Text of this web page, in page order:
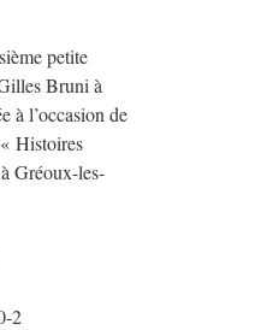
petite
Bruni à
à l’occasion de
Histoires
Gréoux-les-
2